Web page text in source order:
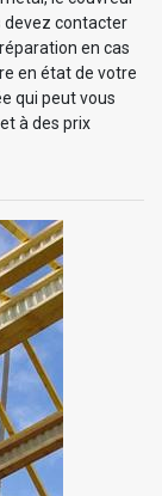
devez contacter
en cas
en état de votre
qui peut vous
à des prix